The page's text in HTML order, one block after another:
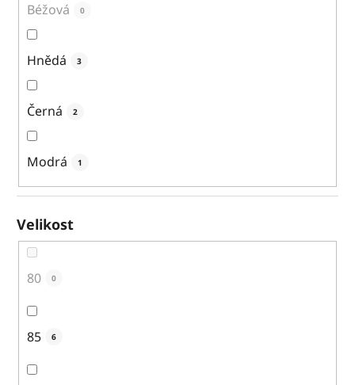
Béžová 0
Hnědá 3
Černá 2
Modrá 1
Velikost
80 0
85 6